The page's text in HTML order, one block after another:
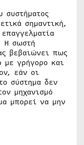
συστήματος
σημαντική,
Η σωστή
βεβαιώνει πως
με γρήγορο και
εάν οι
σύστημα δεν
μηχανισμό
μπορεί να μην